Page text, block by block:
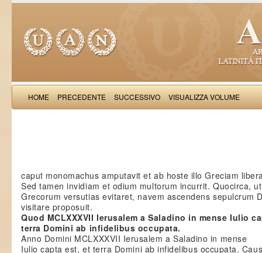
HOME PRECEDENTE SUCCESSIVO VISUALIZZA VOLUME
caput monomachus amputavit et ab hoste illo Greciam
Sed tamen invidiam et odium multorum incurrit. Quocirca, ut
Grecorum versutias evitaret, navem ascendens sepulcrum
visitare proposuit.
Quod MCLXXXVII Ierusalem a Saladino in mense Iulio
terra Domini ab infidelibus occupata.
Anno Domini MCLXXXVII Ierusalem a Saladino in mense
Iulio capta est, et terra Domini ab infidelibus occupata.